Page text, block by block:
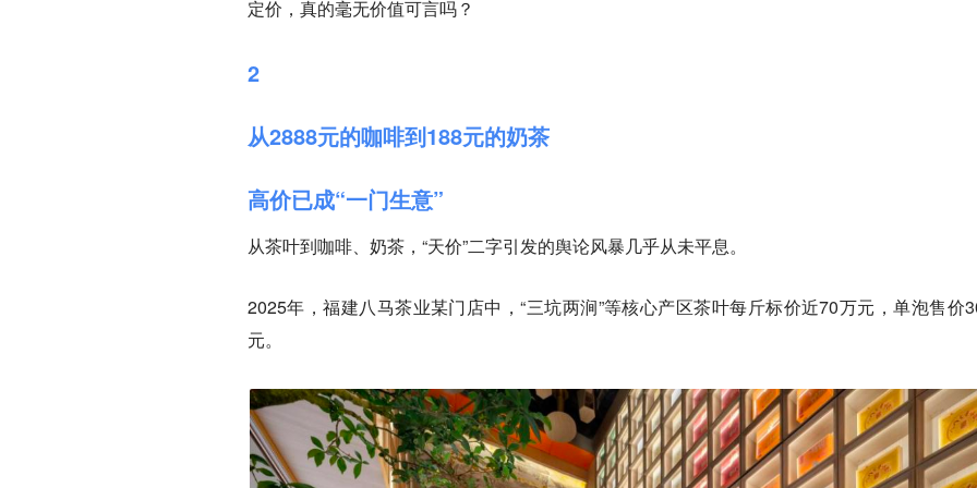
定价，真的毫无价值可言吗？
2
从2888元的咖啡到188元的奶茶
高价已成“一门生意”
从茶叶到咖啡、奶茶，“天价”二字引发的舆论风暴几乎从未平息。
2025年，福建八马茶业某门店中，“三坑两涧”等核心产区茶叶每斤标价近70万元，单泡售价
元。